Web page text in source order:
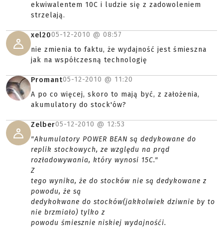
ekwiwalentem 10C i ludzie się z zadowoleniem
strzelają.
xel2005-12-2010 @ 08:57
nie zmienia to faktu, że wydajność jest śmieszna
jak na współczesną technologię
Promant05-12-2010 @ 11:20
A po co więcej, skoro to mają być, z założenia,
akumulatory do stock'ów?
Zelber05-12-2010 @ 12:53
"Akumulatory POWER BEAN są dedykowane do
replik stockowych, ze względu na prąd
rozładowywania, który wynosi 15C."
Z
tego wynika, że do stocków nie są dedykowane z
powodu, że są
dedykokwane do stocków(jakkolwiek dziwnie by to
nie brzmiało) tylko z
powodu śmiesznie niskiej wydajnośći.